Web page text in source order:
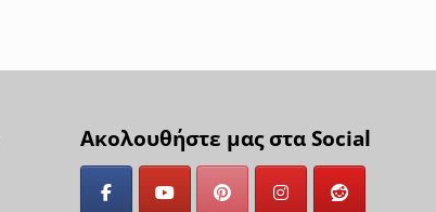
Ακολουθήστε μας στα Social